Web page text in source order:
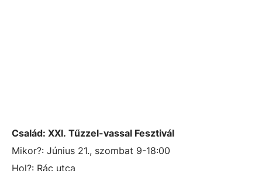
Család: XXI. Tűzzel-vassal Fesztivál
Mikor?: Június 21., szombat 9-18:00
Hol?: Rác utca